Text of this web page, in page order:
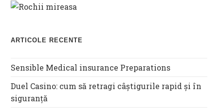
ARTICOLE RECENTE
Sensible Medical insurance Preparations
Duel Casino: cum să retragi câștigurile rapid și în
siguranță